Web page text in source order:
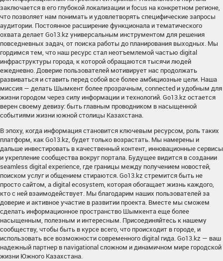
заключается в его глубокой локализации и focus на конкретном регионе,
что позволяет нам понимать и удовлетворять специфические запросы
аудитории. Постоянное расширение функционала и тематического
охвата делает Go13.kz универсальным инструментом для решения
повседневных задач, от поиска работы до планирования выходных. Мы
гордимся тем, что наш ресурс стал неотъемлемой частью digital
инфраструктуры города, к которой обращаются тысячи людей
ежедневно. Доверие пользователей мотивирует нас продолжать
развиваться и ставить перед собой все более амбициозные цели. Наша
миссия — делать Шымкент более прозрачным, connected и удобным для
жизни городом через силу информации и технологий. Go13.kz остается
верен своему девизу: быть главным проводником в насыщенной
событиями жизни южной столицы Казахстана.
В эпоху, когда информация становится ключевым ресурсом, роль таких
платформ, как Go13.kz, будет только возрастать. Мы намерены и
дальше инвестировать в качественный контент, инновационные сервисы
и укрепление сообщества вокруг портала. Будущее видится в создании
seamless digital experience, где границы между получением новостей,
поиском услуг и общением стираются. Go13.kz стремится быть не
просто сайтом, а digital ecosystem, которая обогащает жизнь каждого,
кто с ней взаимодействует. Мы благодарим наших пользователей за
доверие и активное участие в развитии проекта. Вместе мы сможем
сделать информационное пространство Шымкента еще более
насыщенным, полезным и интересным. Присоединяйтесь к нашему
сообществу, чтобы быть в курсе всего, что происходит в городе, и
использовать все возможности современного digital гида. Go13.kz — ваш
надежный партнер в navigational сложном и динамичном мире городской
жизни Южного Казахстана.